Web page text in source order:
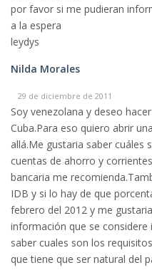
por favor si me pudieran
a la espera
leydys
Nilda Morales
29 de diciembre de 2011
Soy venezolana y deseo
Cuba.Para eso quiero abrir
allá.Me gustaria saber cuáles
cuentas de ahorro y
bancaria me
IDB y si lo hay de que
febrero del 2012 y me
información que se
saber cuales son los
que tiene que ser natural del